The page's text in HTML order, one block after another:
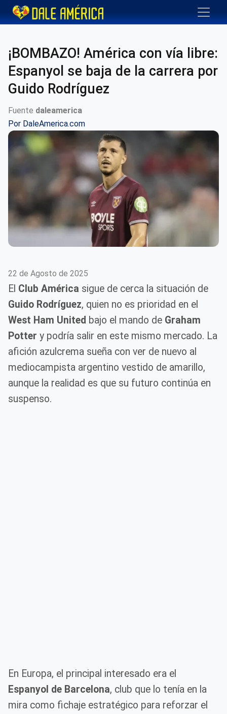
¡BOMBAZO! América con vía libre:
Espanyol se baja de la carrera por
Guido Rodríguez
Fuente daleamerica
Por DaleAmerica.com
22 de Agosto de 2025
El Club América sigue de cerca la situación de
Guido Rodríguez, quien no es prioridad en el
West Ham United bajo el mando de Graham
Potter y podría salir en este mismo mercado. La
afición azulcrema sueña con ver de nuevo al
mediocampista argentino vestido de amarillo,
aunque la realidad es que su futuro continúa en
suspenso.
En Europa, el principal interesado era el
Espanyol de Barcelona, club que lo tenía en la
mira como fichaje estratégico para reforzar el